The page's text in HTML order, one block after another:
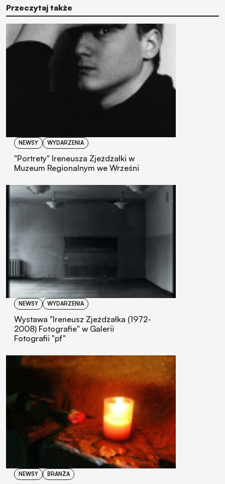
Przeczytaj także
NEWSY WYDARZENIA
"Portrety" Ireneusza Zjeżdżałki w
Muzeum Regionalnym we Wrześni
NEWSY WYDARZENIA
Wystawa "Ireneusz Zjeżdżałka (1972-
2008) Fotografie" w Galerii
Fotografii "pf"
NEWSY BRANŻA